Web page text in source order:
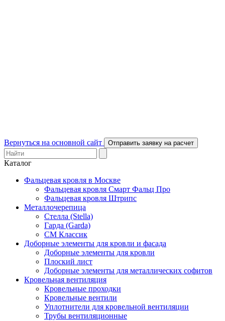
Вернуться на основной сайт Отправить заявку на расчет
Каталог
Фальцевая кровля в Москве
Фальцевая кровля Смарт Фальц Про
Фальцевая кровля Штрипс
Металлочерепица
Стелла (Stella)
Гарда (Garda)
СМ Классик
Доборные элементы для кровли и фасада
Доборные элементы для кровли
Плоский лист
Доборные элементы для металлических софитов
Кровельная вентиляция
Кровельные проходки
Кровельные вентили
Уплотнители для кровельной вентиляции
Трубы вентиляционные